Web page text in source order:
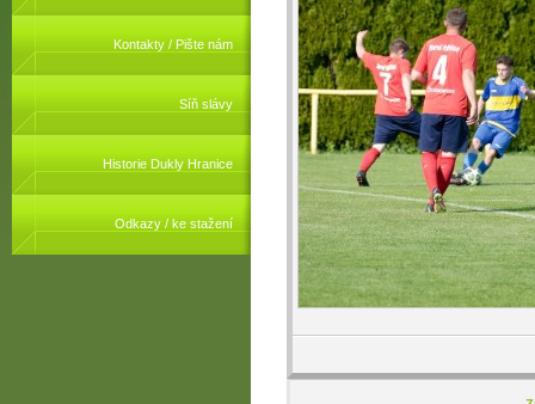
Kontakty / Pište nám
Síň slávy
Historie Dukly Hranice
Odkazy / ke stažení